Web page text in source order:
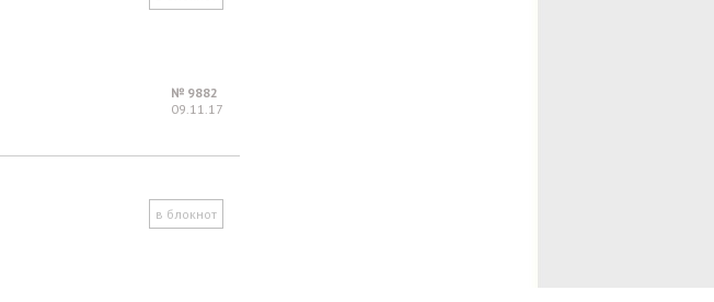
№ 9882
09.11.17
в блокнот